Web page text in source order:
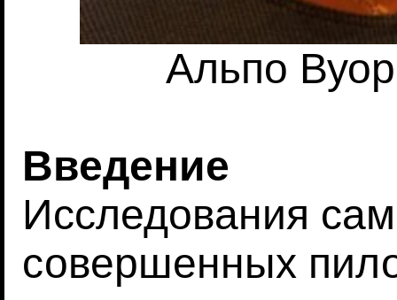
Альпо
Введение
Исследования
совершенных